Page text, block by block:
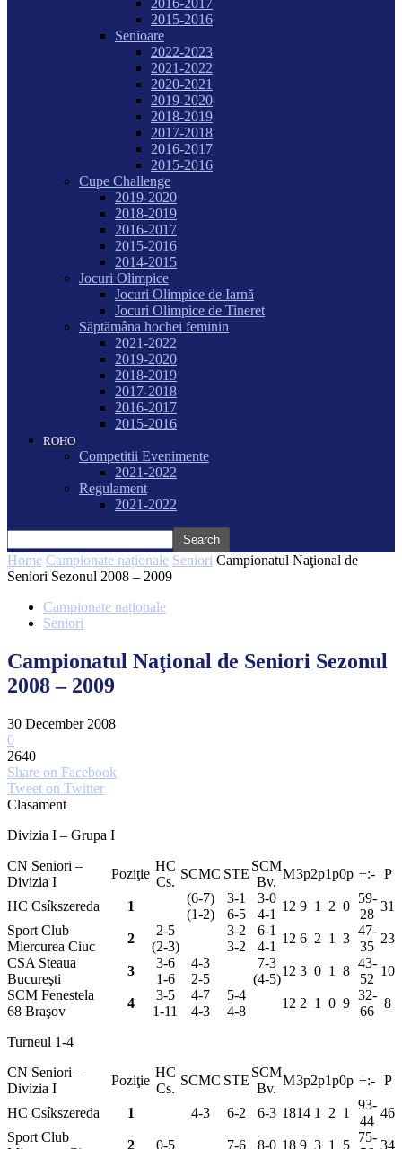
2016-2017
2015-2016
Senioare
2022-2023
2021-2022
2020-2021
2019-2020
2018-2019
2017-2018
2016-2017
2015-2016
Cupe Challenge
2019-2020
2018-2019
2016-2017
2015-2016
2014-2015
Jocuri Olimpice
Jocuri Olimpice de Iarnă
Jocuri Olimpice de Tineret
Săptămâna hochei feminin
2021-2022
2019-2020
2018-2019
2017-2018
2016-2017
2015-2016
ROHO
Competitii Evenimente
2021-2022
Regulament
2021-2022
Home Campionate naționale Seniori Campionatul Naţional de
Seniori Sezonul 2008 – 2009
Campionate naționale
Seniori
Campionatul Naţional de Seniori Sezonul
2008 – 2009
30 December 2008
0
2640
Share on Facebook
Tweet on Twitter
Clasament
Divizia I – Grupa I
CN Seniori –
Divizia I
Poziţie
HC
Cs.
SCMC STE
SCM
Bv.
M3p2p1p0p +:- P
HC Csíkszereda 1
(6-7)
(1-2)
3-1
6-5
3-0
4-1
12 9 1 2 0
59-
28
31
Sport Club
Miercurea Ciuc
2
2-5
(2-3)
3-2
3-2
6-1
4-1
12 6 2 1 3
47-
35
23
CSA Steaua
Bucureşti
3
3-6
1-6
4-3
2-5
7-3
(4-5)
12 3 0 1 8
43-
52
10
SCM Fenestela
68 Braşov
4
3-5
1-11
4-7
4-3
5-4
4-8
12 2 1 0 9
32-
66
8
Turneul 1-4
CN Seniori –
Divizia I
Poziţie
HC
Cs.
SCMC STE
SCM
Bv.
M3p2p1p0p +:- P
HC Csíkszereda 1 4-3 6-2 6-3 1814 1 2 1
93-
44
46
Sport Club
2 0-5 7-6 8-0 18 9 3 1 5
75-
34